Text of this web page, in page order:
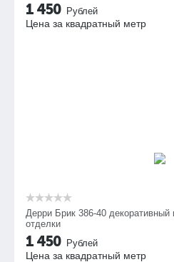
1 450 Рублей
Цена за квадратный метр
Дерри Брик 386-40 декоративный
отделки
1 450 Рублей
Цена за квадратный метр